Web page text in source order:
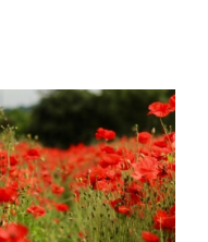
et en